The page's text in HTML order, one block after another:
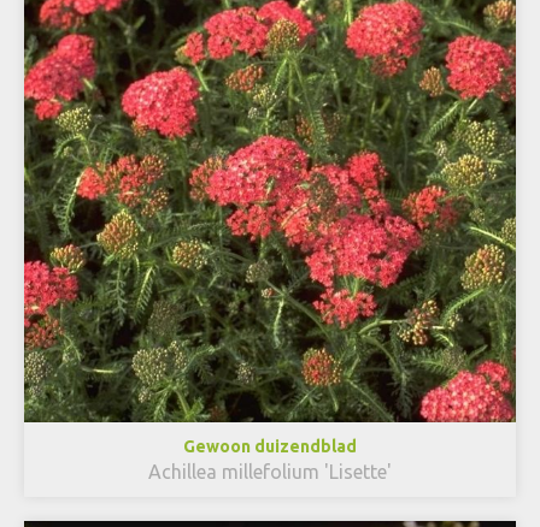
Gewoon duizendblad
Achillea millefolium 'Lisette'